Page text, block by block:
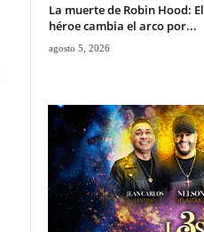
La muerte de Robin Hood: El
héroe cambia el arco por...
agosto 5, 2026